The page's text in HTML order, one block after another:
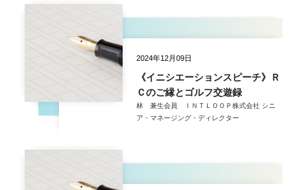
2024年12月09日
《イニシエーションスピーチ》Ｒ
Ｃのご縁とゴルフ交遊録
林 兼生会員 ＩＮＴＬＯＯＰ株式会社 シニ
ア・マネージング・ディレクター